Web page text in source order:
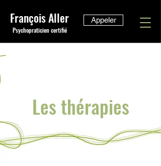
François Aller
Psychopraticien certifié
Appeler
Les thérapies